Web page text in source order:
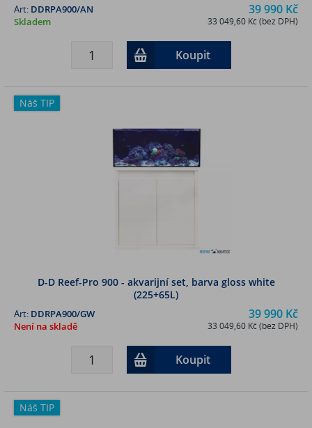
39 990 Kč
33 049,60 Kč (bez DPH)
Art: DDRPA900/AN
Skladem
Koupit
Náš TIP
D-D Reef-Pro 900 - akvarijní set, barva gloss white
(225+65L)
39 990 Kč
33 049,60 Kč (bez DPH)
Art: DDRPA900/GW
Není na skladě
Koupit
Náš TIP